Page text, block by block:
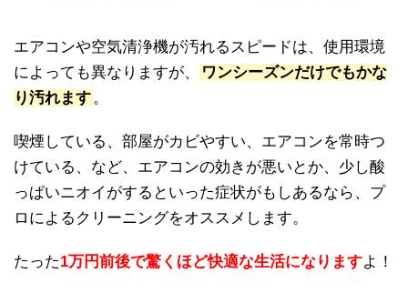
エアコンや空気清浄機が汚れるスピードは、使用環境
によっても異なりますが、
ワンシーズンだけでもかな
り汚れます 。
喫煙している、部屋がカビやすい、エアコンを常時つ
けている、など、エアコンの効きが悪いとか、少し酸
っぱいニオイがするといった症状がもしあるなら、プ
ロによるクリーニングをオススメします。
たった1万円前後で驚くほど快適な生活になりますよ！